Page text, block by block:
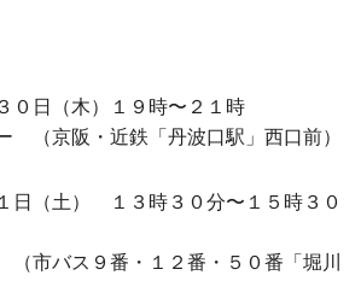
０日（木）１９時〜２１時
（京阪・近鉄「丹波口駅」西口前）
日（土） １３時３０分〜１５時３０
市バス９番・１２番・５０番「堀川